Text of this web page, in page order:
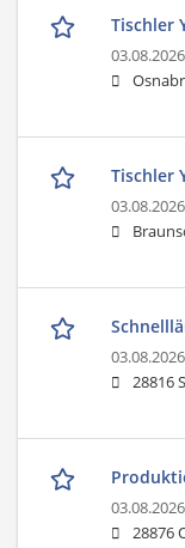
Tischler
Tischler
28816
28876